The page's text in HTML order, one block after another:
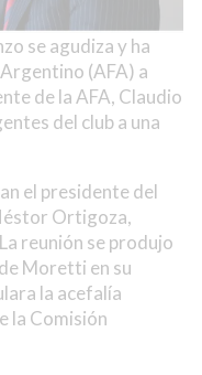
se agudiza y ha
(AFA) a
de la AFA, Claudio
del club a una
el presidente del
Ortigoza,
reunión se produjo
Moretti en su
la acefalía
la Comisión